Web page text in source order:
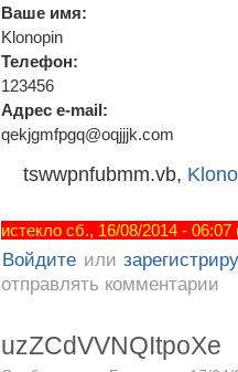
Ваше имя:
Klonopin
Телефон:
123456
Адрес e-mail:
qekjgmfpgq@oqjjjk.com
tswwpnfubmm.vb,
истекло сб., 16/08/2014 -
Войдите или
отправлять комментарии
uzZCdVVNQItpoXe